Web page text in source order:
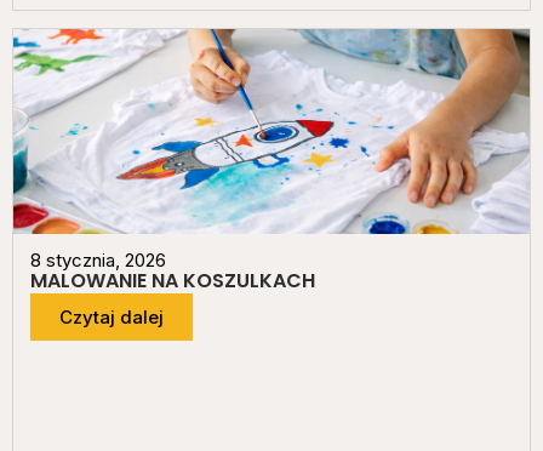
8 stycznia, 2026
MALOWANIE NA KOSZULKACH
Czytaj dalej